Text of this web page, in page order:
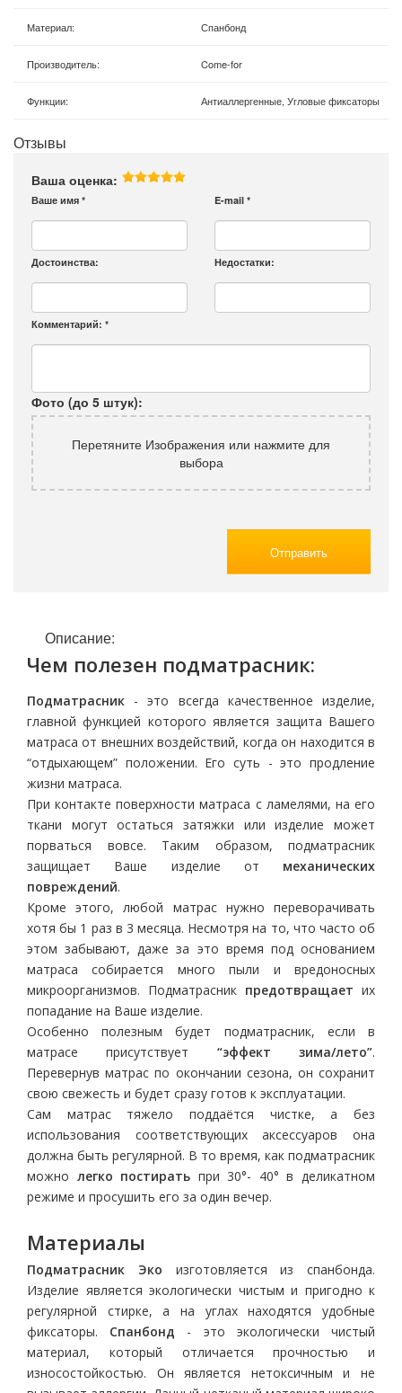
Материал: Спанбонд
Производитель: Come-for
Функции: Антиаллергенные, Угловые фиксаторы
Отзывы
Ваша оценка:
Ваше имя * E-mail *
Достоинства: Недостатки:
Комментарий: *
Фото (до 5 штук):
Перетяните Изображения или нажмите для
выбора
Отправить
Описание:
Чем полезен подматрасник:
Подматрасник - это всегда качественное изделие,
главной функцией которого является защита Вашего
матраса от внешних воздействий, когда он находится в
“отдыхающем” положении. Его суть - это продление
жизни матраса.
При контакте поверхности матраса с ламелями, на его
ткани могут остаться затяжки или изделие может
порваться вовсе. Таким образом, подматрасник
защищает Ваше изделие от механических
повреждений.
Кроме этого, любой матрас нужно переворачивать
хотя бы 1 раз в 3 месяца. Несмотря на то, что часто об
этом забывают, даже за это время под основанием
матраса собирается много пыли и вредоносных
микроорганизмов. Подматрасник предотвращает их
попадание на Ваше изделие.
Особенно полезным будет подматрасник, если в
матрасе присутствует “эффект зима/лето”.
Перевернув матрас по окончании сезона, он сохранит
свою свежесть и будет сразу готов к эксплуатации.
Сам матрас тяжело поддаётся чистке, а без
использования соответствующих аксессуаров она
должна быть регулярной. В то время, как подматрасник
можно легко постирать при 30°- 40° в деликатном
режиме и просушить его за один вечер.
Материалы
Подматрасник Эко изготовляется из спанбонда.
Изделие является экологически чистым и пригодно к
регулярной стирке, а на углах находятся удобные
фиксаторы. Спанбонд - это экологически чистый
материал, который отличается прочностью и
износостойкостью. Он является нетоксичным и не